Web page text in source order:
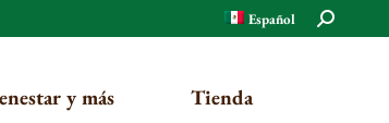
Español Buscar:
y más Tienda